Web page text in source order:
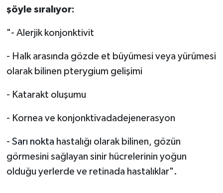
şöyle sıralıyor:
"- Alerjik konjonktivit
- Halk arasında gözde et büyümesi veya yürümesi
olarak bilinen pterygium gelişimi
- Katarakt oluşumu
- Kornea ve konjonktivadadejenerasyon
- Sarı nokta hastalığı olarak bilinen, gözün
görmesini sağlayan sinir hücrelerinin yoğun
olduğu yerlerde ve retinada hastalıklar".